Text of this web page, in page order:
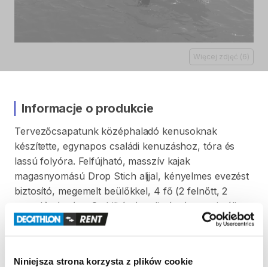
Niniejsza strona korzysta z plików cookie
Więcej zdjęć (6 )
Informacje o produkcie
Tervezőcsapatunk középhaladó kenusoknak
készítette​,​ egynapos családi kenuzáshoz​,​ tóra és
lassú folyóra. Felfújható​,​ masszív kajak
magasnyomású Drop Stich aljjal​,​ kényelmes evezést
biztosító​,​ megemelt beülőkkel​,​ 4 fő (2 felnőtt​,​ 2
gyerek)
részére. Stabilitás és teljesítmény
optimális
kompromisszuma.